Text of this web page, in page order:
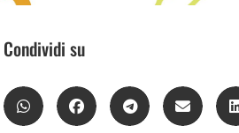
Condividi su